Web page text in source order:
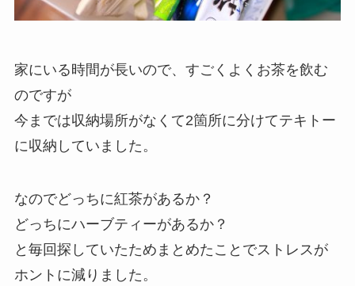
家にいる時間が長いので、すごくよくお茶を飲む
のですが
今までは収納場所がなくて2箇所に分けてテキトー
に収納していました。
なのでどっちに紅茶があるか？
どっちにハーブティーがあるか？
と毎回探していたためまとめたことでストレスが
ホントに減りました。